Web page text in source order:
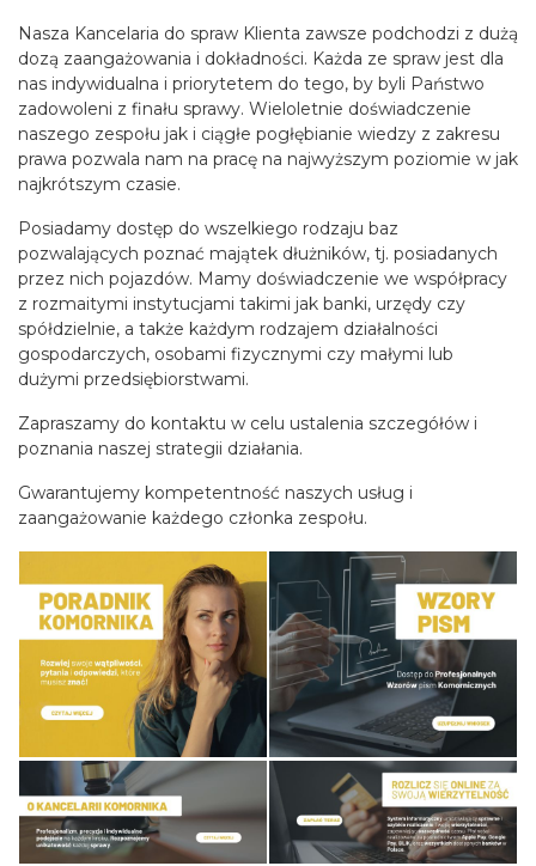
Nasza Kancelaria do spraw Klienta zawsze podchodzi z dużą
dozą zaangażowania i dokładności. Każda ze spraw jest dla
nas indywidualna i priorytetem do tego, by byli Państwo
zadowoleni z finału sprawy. Wieloletnie doświadczenie
naszego zespołu jak i ciągłe pogłębianie wiedzy z zakresu
prawa pozwala nam na pracę na najwyższym poziomie w jak
najkrótszym czasie.
Posiadamy dostęp do wszelkiego rodzaju baz
pozwalających poznać majątek dłużników, tj. posiadanych
przez nich pojazdów. Mamy doświadczenie we współpracy
z rozmaitymi instytucjami takimi jak banki, urzędy czy
spółdzielnie, a także każdym rodzajem działalności
gospodarczych, osobami fizycznymi czy małymi lub
dużymi przedsiębiorstwami.
Zapraszamy do kontaktu w celu ustalenia szczegółów i
poznania naszej strategii działania.
Gwarantujemy kompetentność naszych usług i
zaangażowanie każdego członka zespołu.